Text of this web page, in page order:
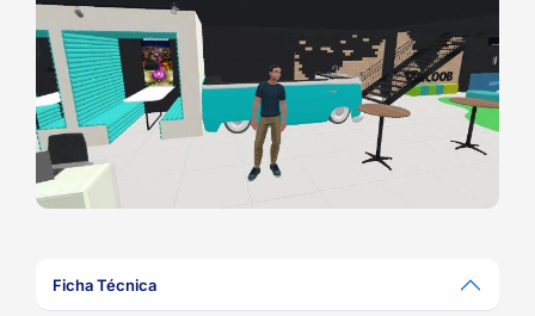
Ficha Técnica